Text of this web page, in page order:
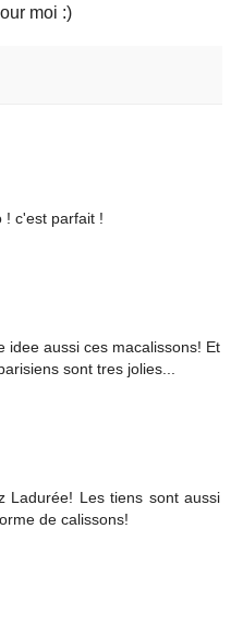
moi :)
! c'est parfait !
idee aussi ces macalissons! Et
sont tres jolies...
Ladurée! Les tiens sont aussi
de calissons!